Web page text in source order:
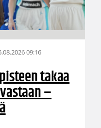
09:16
takaa
–